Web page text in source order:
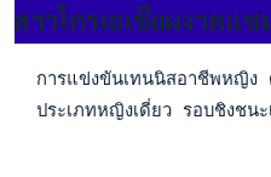
สาวโครเอเชียผงาดแ
การแข่งขันเทนนิสอาชีพหญิง
ประเภทหญิงเดี่ยว รอบชิงชน